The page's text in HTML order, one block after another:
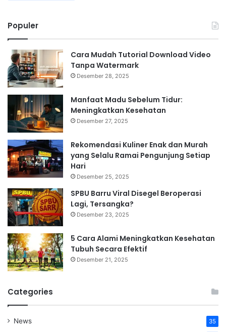
Populer
Cara Mudah Tutorial Download Video
Tanpa Watermark
Desember 28, 2025
Manfaat Madu Sebelum Tidur:
Meningkatkan Kesehatan
Desember 27, 2025
Rekomendasi Kuliner Enak dan Murah
yang Selalu Ramai Pengunjung Setiap
Hari
Desember 25, 2025
SPBU Barru Viral Disegel Beroperasi
Lagi, Tersangka?
Desember 23, 2025
5 Cara Alami Meningkatkan Kesehatan
Tubuh Secara Efektif
Desember 21, 2025
Categories
News 35